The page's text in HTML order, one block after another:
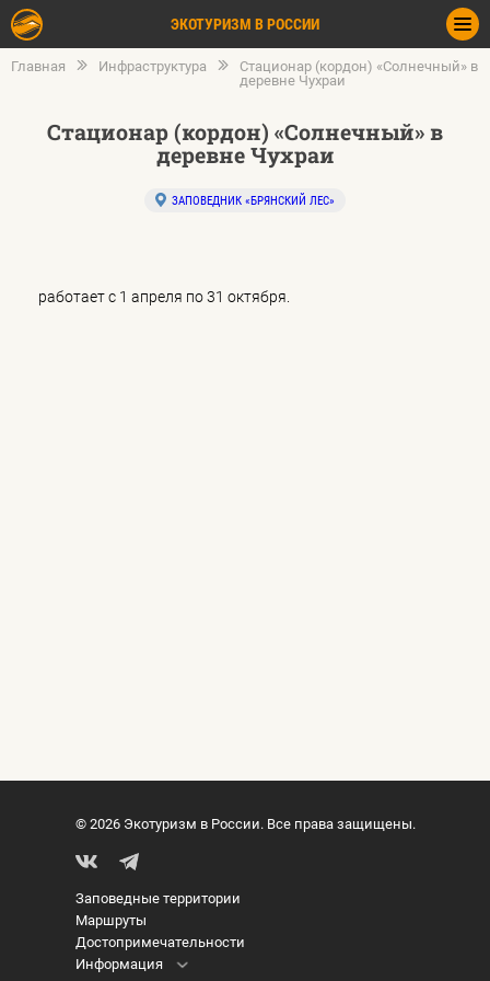
ЭКОТУРИЗМ В РОССИИ
Главная Инфраструктура
Стационар (кордон) «Солнечный» в
деревне Чухраи
Стационар (кордон) «Солнечный» в
деревне Чухраи
ЗАПОВЕДНИК «БРЯНСКИЙ ЛЕС»
работает с 1 апреля по 31 октября.
© 2026 Экотуризм в России. Все права защищены.
Заповедные территории
Маршруты
Достопримечательности
Информация